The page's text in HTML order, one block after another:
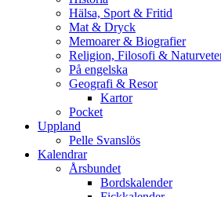
Hälsa, Sport & Fritid
Mat & Dryck
Memoarer & Biografier
Religion, Filosofi &
På engelska
Geografi & Resor
Kartor
Pocket
Uppland
Pelle Svanslös
Kalendrar
Årsbundet
Bordskalender